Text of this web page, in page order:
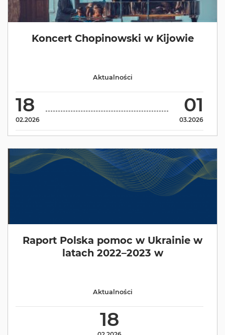
Koncert Chopinowski w Kijowie
18
02.2026
01
03.2026
Aktualności
Raport Polska pomoc w Ukrainie w
latach 2022–2023 w
18
Aktualności